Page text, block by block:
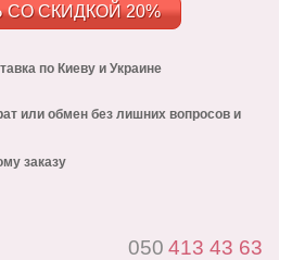
СО СКИДКОЙ 20%
по Киеву и Украине
или обмен без лишних вопросов и
заказу
050 413 43 63